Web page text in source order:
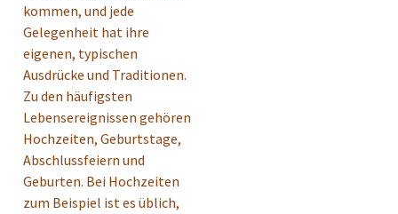
kommen, und jede
Gelegenheit hat ihre
eigenen, typischen
Ausdrücke und Traditionen.
Zu den häufigsten
Lebensereignissen gehören
Hochzeiten, Geburtstage,
Abschlussfeiern und
Geburten. Bei Hochzeiten
zum Beispiel ist es üblich,